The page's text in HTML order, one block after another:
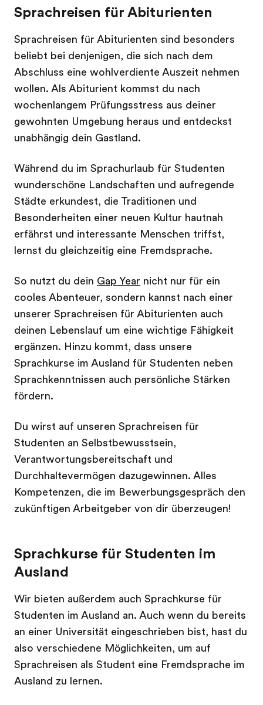
Sprachreisen für Abiturienten
Sprachreisen für Abiturienten sind besonders
beliebt bei denjenigen, die sich nach dem
Abschluss eine wohlverdiente Auszeit nehmen
wollen. Als Abiturient kommst du nach
wochenlangem Prüfungsstress aus deiner
gewohnten Umgebung heraus und entdeckst
unabhängig dein Gastland.
Während du im Sprachurlaub für Studenten
wunderschöne Landschaften und aufregende
Städte erkundest, die Traditionen und
Besonderheiten einer neuen Kultur hautnah
erfährst und interessante Menschen triffst,
lernst du gleichzeitig eine Fremdsprache.
So nutzt du dein Gap Year nicht nur für ein
cooles Abenteuer, sondern kannst nach einer
unserer Sprachreisen für Abiturienten auch
deinen Lebenslauf um eine wichtige Fähigkeit
ergänzen. Hinzu kommt, dass unsere
Sprachkurse im Ausland für Studenten neben
Sprachkenntnissen auch persönliche Stärken
fördern.
Du wirst auf unseren Sprachreisen für
Studenten an Selbstbewusstsein,
Verantwortungsbereitschaft und
Durchhaltevermögen dazugewinnen. Alles
Kompetenzen, die im Bewerbungsgespräch den
zukünftigen Arbeitgeber von dir überzeugen!
Sprachkurse für Studenten im
Ausland
Wir bieten außerdem auch Sprachkurse für
Studenten im Ausland an. Auch wenn du bereits
an einer Universität eingeschrieben bist, hast du
also verschiedene Möglichkeiten, um auf
Sprachreisen als Student eine Fremdsprache im
Ausland zu lernen.